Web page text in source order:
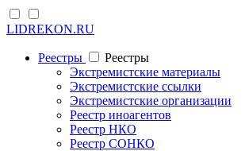
LIDREKON.RU
Реестры
Реестры
Экстремистские материалы
Экстремистские ссылки
Экстремистские организации
Реестр иноагентов
Реестр НКО
Реестр СОНКО